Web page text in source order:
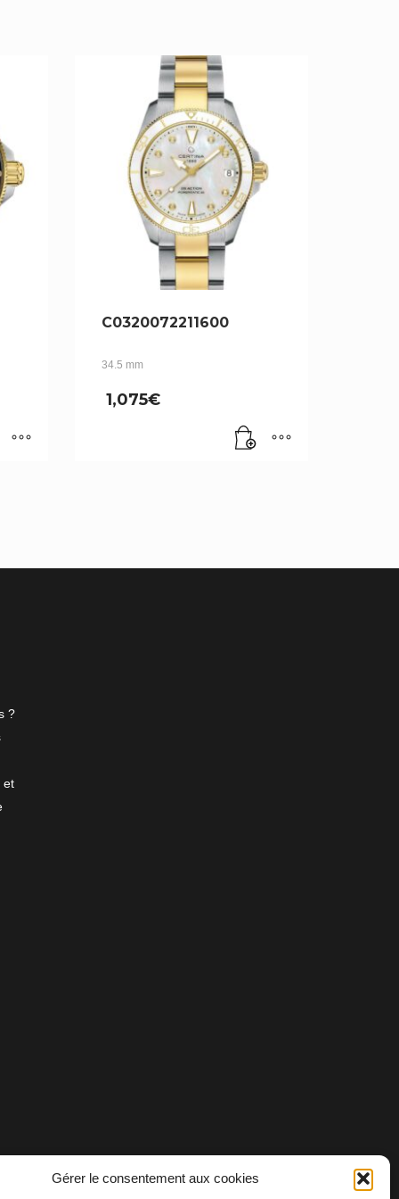
Gérer le consentement aux cookies
C0320072211600
34.5 mm
1,075€
?
et